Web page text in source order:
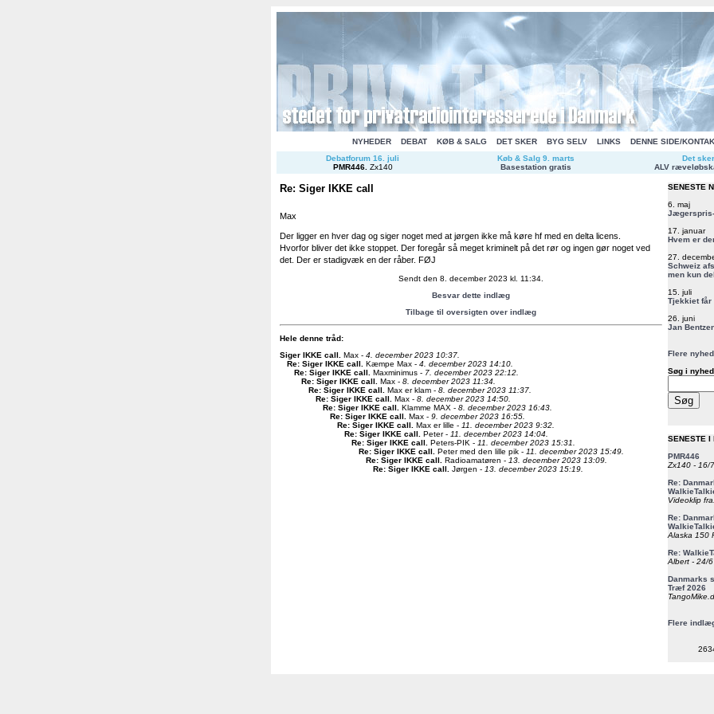
NYHEDER DEBAT KØB & SALG DET SKER BYG SELV LINKS
DENNE SIDE/
Debatforum 16. juli
PMR446. Zx140
Køb & Salg 9. marts
Basestation gratis
Det
ALV
Re: Siger IKKE call
Max
Der ligger en hver dag og siger noget med at jørgen ikke må køre hf med en delta licens.
Hvorfor bliver det ikke stoppet. Der foregår så meget kriminelt på det rør og ingen gør noget ved
det. Der er stadigvæk en der råber. FØJ
Sendt den 8. december 2023 kl. 11:34.
Besvar dette indlæg
Tilbage til oversigten over indlæg
Hele denne tråd:
Siger IKKE call
Max - 4. december 2023 10:37.
Re: Siger IKKE call
Kæmpe Max - 4. december 2023 14:10.
Re: Siger IKKE call
Maxminimus - 7. december 2023 22:12.
Re: Siger IKKE call
Max - 8. december 2023 11:34.
Re: Siger IKKE call
Max er klam - 8. december 2023 11:37.
Re: Siger IKKE call
Max - 8. december 2023 14:50.
Re: Siger IKKE call
Klamme MAX - 8. december 2023 16:43.
Re: Siger IKKE call
Max - 9. december 2023 16:55.
Re: Siger IKKE call
Max er lille - 11. december 2023 9:32.
Re: Siger IKKE call
Peter - 11. december 2023 14:04.
Re: Siger IKKE call
Peters-PIK - 11. december 2023 15:31.
Re: Siger IKKE call
Peter med den lille pik - 11. december 2023 15:49.
Re: Siger IKKE call
Radioamatøren - 13. december 2023 13:09.
Re: Siger IKKE call
Jørgen - 13. december 2023 15:19.
SENESTE
6. maj
17. januar
Hvem er
27.
Schweiz
men kun
15. juli
Tjekkiet får
26. juni
Jan
Flere
Søg i
SENESTE I
PMR446
Zx140 - 16/
Re:
Videoklip
Re:
Alaska 150
Re:
Albert - 24/
Danmarks
Træf 2026
Flere